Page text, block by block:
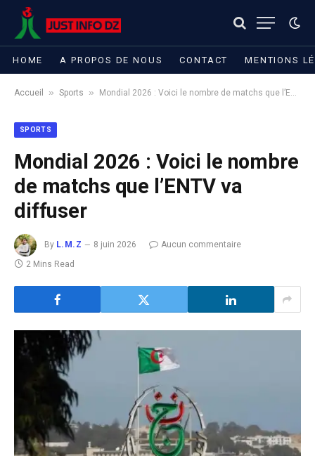
HOME A PROPOS DE NOUS CONTACT MENTIONS
Accueil » Sports » Mondial 2026 : Voici le nombre de matchs que l’ENTV va diffuser​
SPORTS
Mondial 2026 : Voici le nombre
de matchs que l’ENTV va
diffuser​
By L.M.Z 8 juin 2026
Aucun commentaire
2 Mins Read